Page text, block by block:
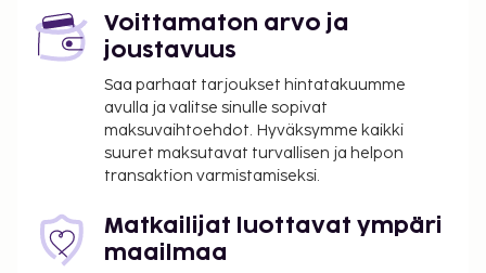
Voittamaton arvo ja
joustavuus
Saa parhaat tarjoukset hintatakuumme
avulla ja valitse sinulle sopivat
maksuvaihtoehdot. Hyväksymme kaikki
suuret maksutavat turvallisen ja helpon
transaktion varmistamiseksi.
Matkailijat luottavat ympäri
maailmaa